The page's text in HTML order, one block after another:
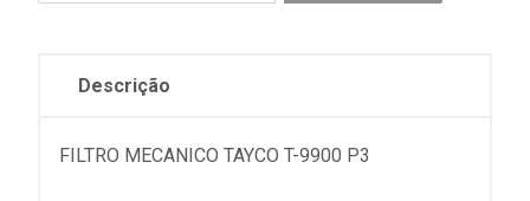
Descrição
FILTRO MECANICO TAYCO T-9900 P3